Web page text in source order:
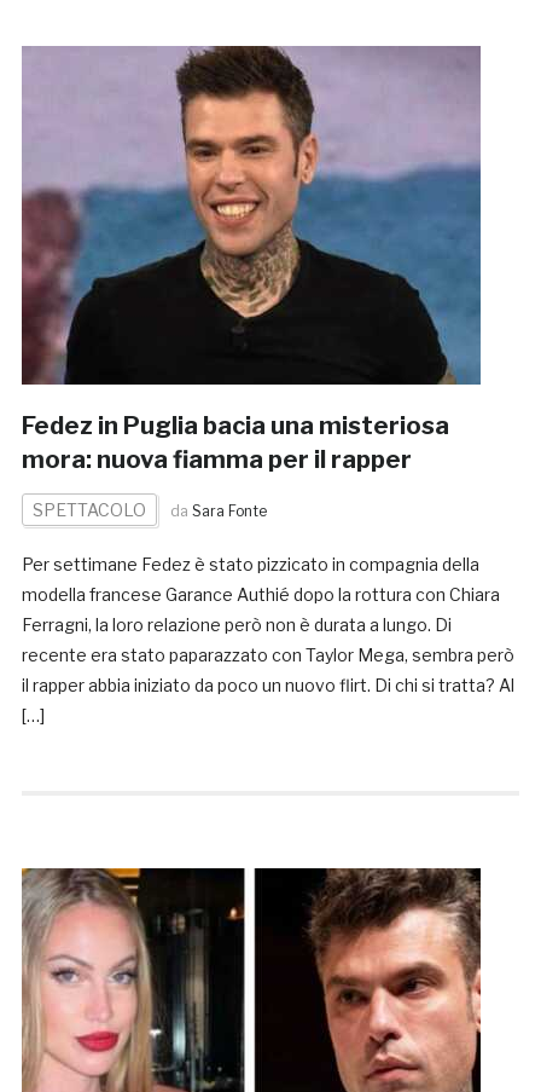
Fedez in Puglia bacia una misteriosa
mora: nuova fiamma per il rapper
SPETTACOLO da Sara Fonte
Per settimane Fedez è stato pizzicato in compagnia della
modella francese Garance Authié dopo la rottura con Chiara
Ferragni, la loro relazione però non è durata a lungo. Di
recente era stato paparazzato con Taylor Mega, sembra però
il rapper abbia iniziato da poco un nuovo flirt. Di chi si tratta? Al
[…]